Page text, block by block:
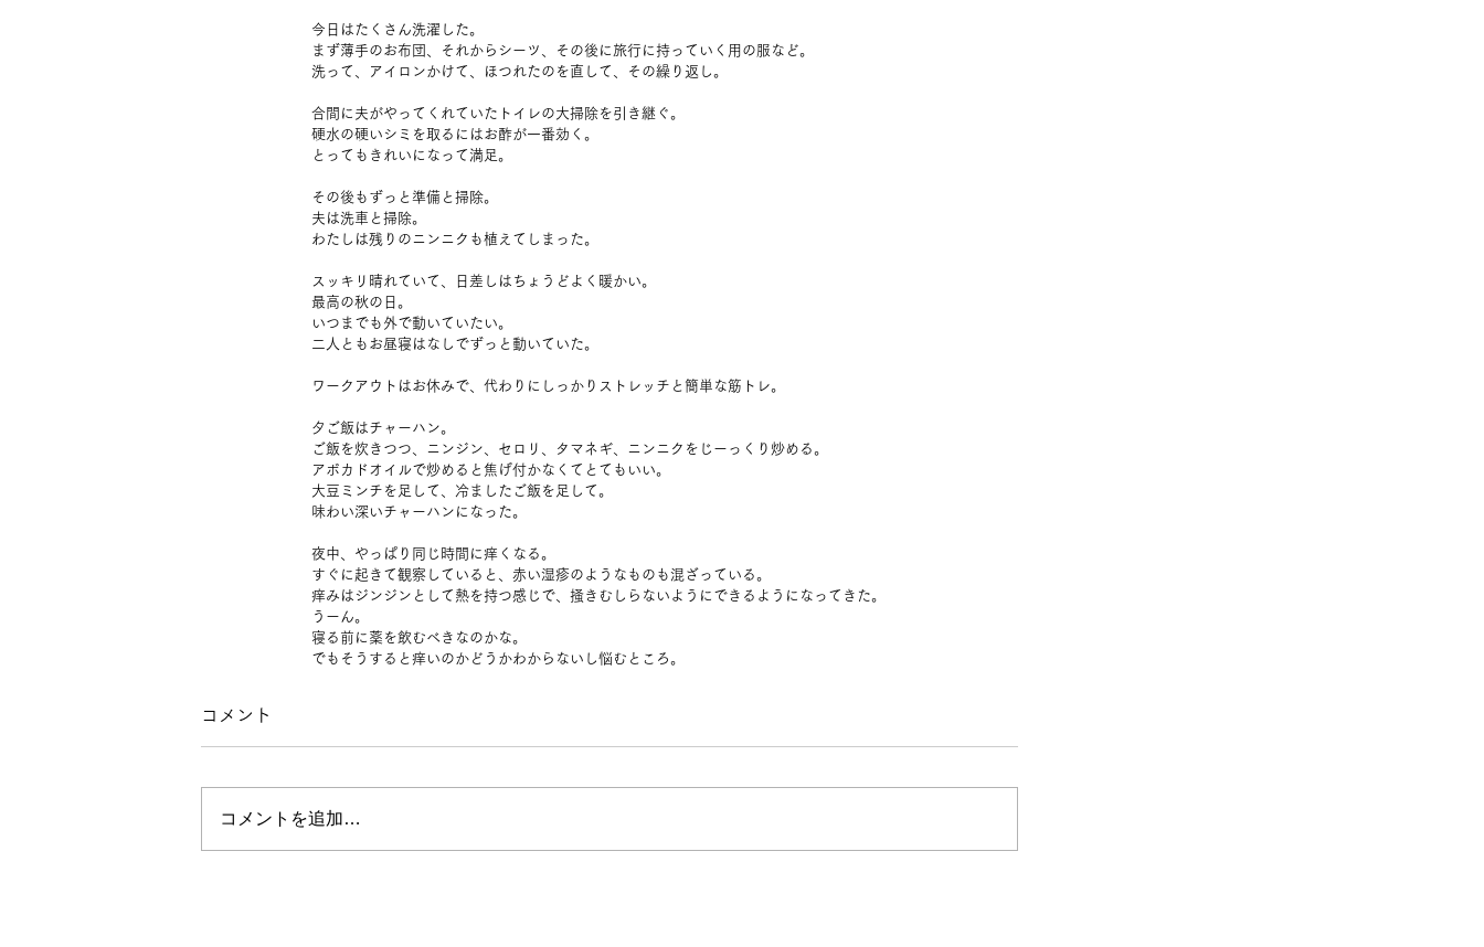
今日はたくさん洗濯した。
まず薄手のお布団、それからシーツ、その後に旅行に持っていく用の服など。
洗って、アイロンかけて、ほつれたのを直して、その繰り返し。
合間に夫がやってくれていたトイレの大掃除を引き継ぐ。
硬水の硬いシミを取るにはお酢が一番効く。
とってもきれいになって満足。
その後もずっと準備と掃除。
夫は洗車と掃除。
わたしは残りのニンニクも植えてしまった。
スッキリ晴れていて、日差しはちょうどよく暖かい。
最高の秋の日。
いつまでも外で動いていたい。
二人ともお昼寝はなしでずっと動いていた。
ワークアウトはお休みで、代わりにしっかりストレッチと簡単な筋トレ。
夕ご飯はチャーハン。
ご飯を炊きつつ、ニンジン、セロリ、タマネギ、ニンニクをじーっくり炒める。
アボカドオイルで炒めると焦げ付かなくてとてもいい。
大豆ミンチを足して、冷ましたご飯を足して。
味わい深いチャーハンになった。
夜中、やっぱり同じ時間に痒くなる。
すぐに起きて観察していると、赤い湿疹のようなものも混ざっている。
痒みはジンジンとして熱を持つ感じで、掻きむしらないようにできるようになってきた。
うーん。
寝る前に薬を飲むべきなのかな。
でもそうすると痒いのかどうかわからないし悩むところ。
コメント
コメントを追加…